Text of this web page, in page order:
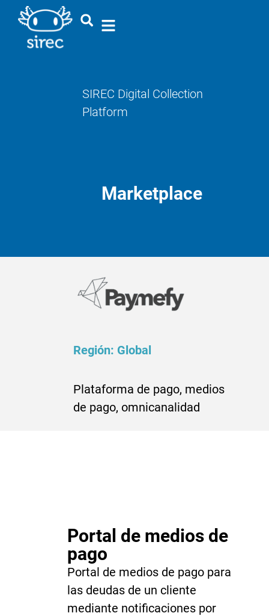
SIREC Digital Collection
Platform
Marketplace
Región: Global
Plataforma de pago, medios
de pago, omnicanalidad
Portal de medios de
pago
Portal de medios de pago para
las deudas de un cliente
mediante notificaciones por